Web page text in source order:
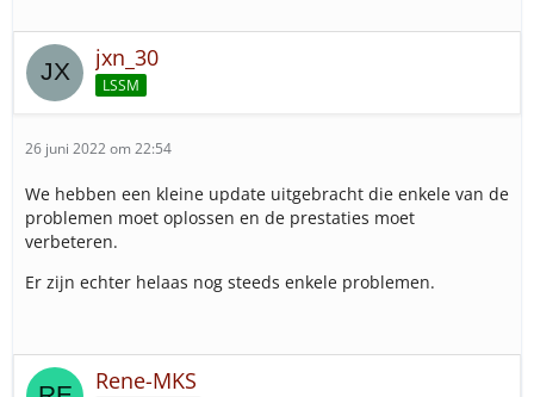
jxn_30
LSSM
26 juni 2022 om 22:54
We hebben een kleine update uitgebracht die enkele van de
problemen moet oplossen en de prestaties moet
verbeteren.
Er zijn echter helaas nog steeds enkele problemen.
Rene-MKS